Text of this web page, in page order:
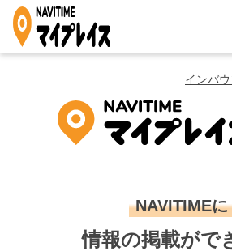
インバ
NAVITIMEに
情報の掲載がで